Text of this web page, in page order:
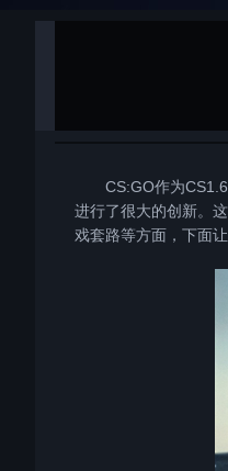
CS:GO作为CS1.6
进行了很大的创新。
戏套路等方面，下面